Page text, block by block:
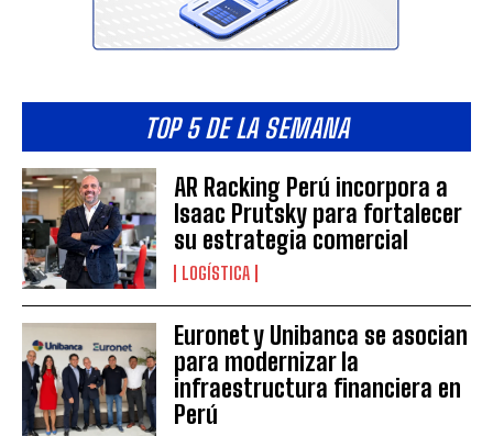
TOP 5 DE LA SEMANA
AR Racking Perú incorpora a
Isaac Prutsky para fortalecer
su estrategia comercial
LOGÍSTICA
Euronet y Unibanca se asocian
para modernizar la
infraestructura financiera en
Perú